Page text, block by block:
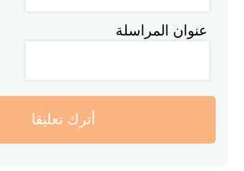
عنوان المراسلة
أترك تعليقا